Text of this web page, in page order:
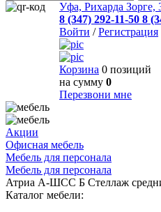
Уфа, Рихарда Зорге,
8 (347) 292-11-50 8
Войти /Регистрация
Корзина 0 позиций
на сумму 0
Перезвони мне
Акции
Офисная мебель
Мебель для персонала
Мебель для персонала
Атриа А-ШСС Б Стеллаж
Каталог мебели: